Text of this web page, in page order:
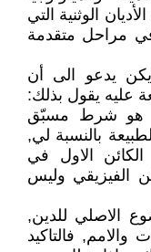
الوثنية التي
في مراحل متقدمة
يدعو الى أن
عليه يقول بذلك:
هو شرط مسبّق
بالنسبة لي,
الكائن الاول في
الفيزيقي وليس
الاصلي للدين,
والامم, فالتاكيد